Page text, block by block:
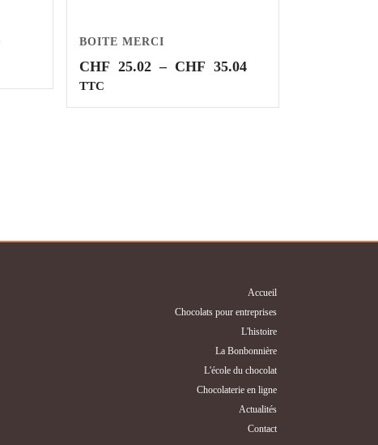
BOITE MERCI
CHF 25.02 – CHF 35.04Plage
prix :
TTC
Accueil
Chocolats pour entreprises
L'histoire
La Bonbonnière
L'école du chocolat
Chocolaterie en ligne
Actualités
Contact